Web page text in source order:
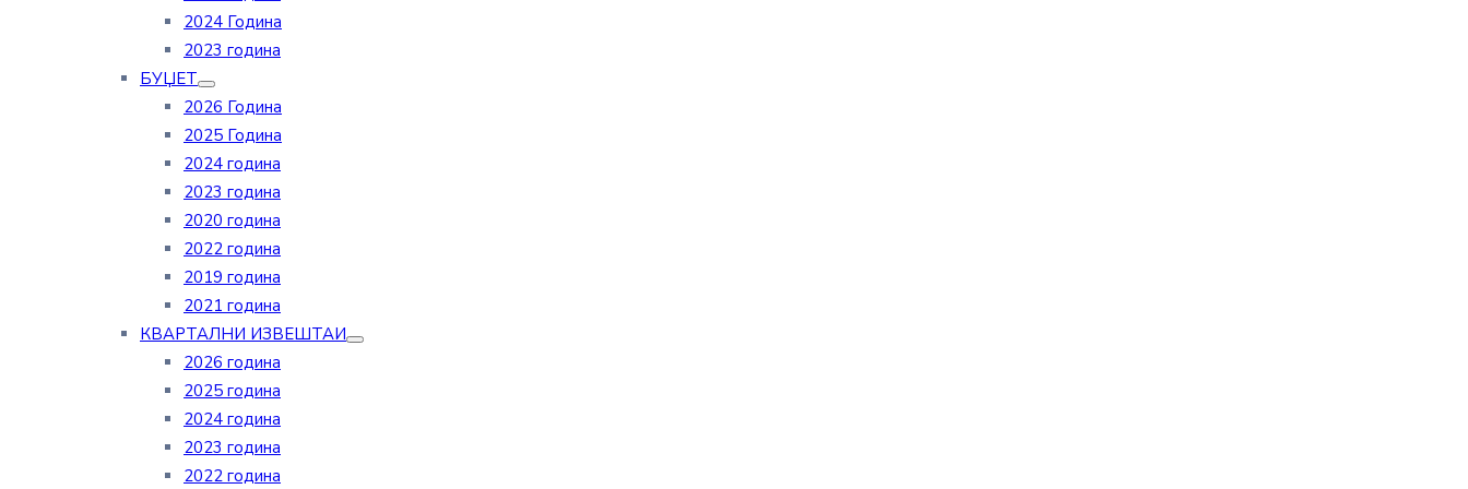
2024 Година
2023 година
БУЏЕТ
2026 Година
2025 Година
2024 година
2023 година
2020 година
2022 година
2019 година
2021 година
КВАРТАЛНИ ИЗВЕШТАИ
2026 година
2025 година
2024 година
2023 година
2022 година